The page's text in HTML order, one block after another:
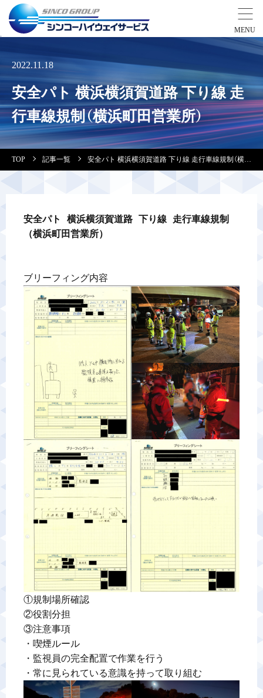
営業拠点
会社案内・実績紹介
反社会的勢力排除宣言
カスタマーハラスメントに対する基本方針
プライバシーポリシー
お問い合わせ
2022.11.18
安全パト 横浜横須賀道路 下り線 走
行車線規制（横浜町田営業所）
TOP 記事一覧 安全パト 横浜横須賀道路 下り線 走行車線規制（横浜町田営業所）
安全パト 横浜横須賀道路 下り線 走行車線規制
（横浜町田営業所）
ブリーフィング内容
①規制場所確認
②役割分担
③注意事項
・喫煙ルール
・監視員の完全配置で作業を行う